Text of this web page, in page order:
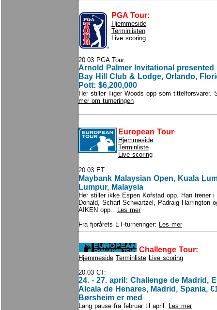
PGA Tour:
Hjemmeside
Terminlisten
Live scoring
20.03 PGA Tour:
Arnold Palmer Invitational presented
Bay Hill Club & Lodge, Orlando,
Pott: $6,200,000
Her stiller Tiger Woods opp som tittelforsvarer.
mer om turneringen
European Tour:
Hjemmeside
Terminliste
Live scoring
20.03 ET:
Maybank Malaysian Open, Kuala
Lumpur, Malaysia
Her stiller ikke Espen Kofstad opp. Han trener
Donald, Scharl Schwartzel, Padraig Harrington
AIKEN opp. Les mer
Fra fjorårets ET-turneringer: Les mer
Challenge Tour:
Hjemmeside Terminliste Live scoring
20.03 CT:
24. - 27. april: Challenge de Madrid,
Alcala de Henares, Madrid, Spania,
Børsheim er med
Lang pause fra februar til april. Les mer